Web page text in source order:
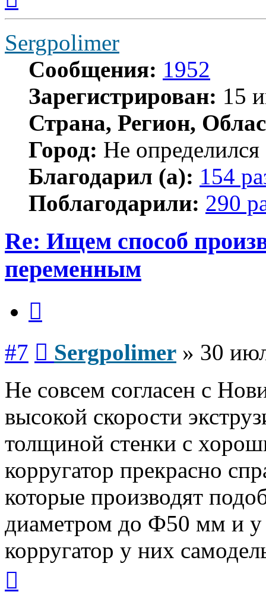
началу
Sergpolimer
Сообщения: 1952
Зарегистрирован: 15
Страна, Регион,
Город: Не определился
Благодарил (а): 154
Поблагодарили: 290
Re: Ищем способ
переменным
#7 Sergpolimer » 30
Не совсем согласен с
высокой скорости
толщиной стенки с
корругатор прекрасно
которые производят
диаметром до Ф50 мм и
корругатор у них
началу